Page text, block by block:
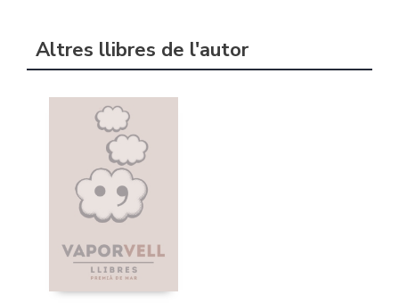
Altres llibres de l'autor